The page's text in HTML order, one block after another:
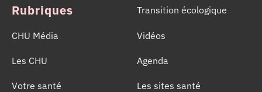
Rubriques
CHU Média
Les CHU
Votre santé
Transition écologique
Vidéos
Agenda
Les sites santé